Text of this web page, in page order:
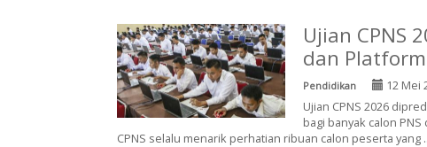
Ujian CPNS
dan
Pendidikan 12 Mei
Ujian CPNS 2026
bagi banyak calon
CPNS selalu menarik perhatian ribuan calon peserta yang